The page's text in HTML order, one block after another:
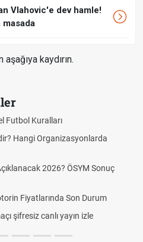
Vlahovic'e dev hamle!
kaydırın.
Futbol Kuralları
Hangi Organizasyonlarda
2026? ÖSYM Sonuç
Fiyatlarında Son Durum
şifresiz canlı yayın izle